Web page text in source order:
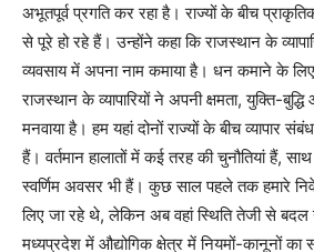
अभूतपूर्व प्रगति कर रहा है। राज्यों के बीच
से पूरे हो रहे हैं। उन्होंने कहा कि राजस्थान के
व्यवसाय में अपना नाम कमाया है। धन कमाने के लिए
राजस्थान के व्यापारियों ने अपनी क्षमता, युक्ति-
मनवाया है। हम यहां दोनों राज्यों के बीच व्यापार
हैं। वर्तमान हालातों में कई तरह की चुनौतियां हैं,
स्वर्णिम अवसर भी हैं। कुछ साल पहले तक हमारे
लिए जा रहे थे, लेकिन अब वहां स्थिति तेजी से बदल
मध्यप्रदेश में औद्योगिक क्षेत्र में नियमों-कानूनों का